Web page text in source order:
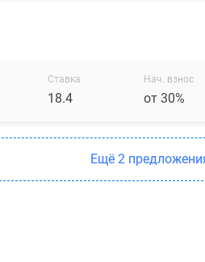
Ставка
18.4
Нач. взнос
от 30%
Ещё 2